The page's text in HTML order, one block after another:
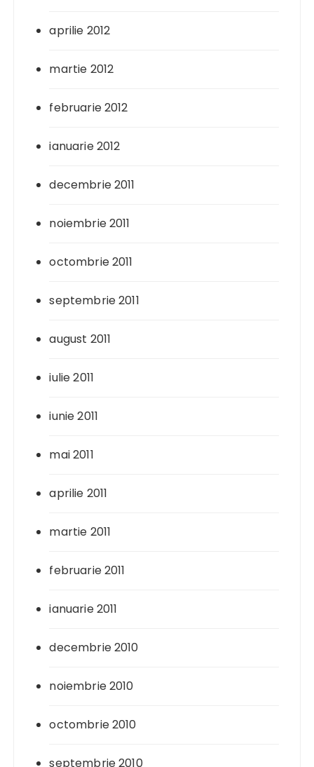
aprilie 2012
martie 2012
februarie 2012
ianuarie 2012
decembrie 2011
noiembrie 2011
octombrie 2011
septembrie 2011
august 2011
iulie 2011
iunie 2011
mai 2011
aprilie 2011
martie 2011
februarie 2011
ianuarie 2011
decembrie 2010
noiembrie 2010
octombrie 2010
septembrie 2010